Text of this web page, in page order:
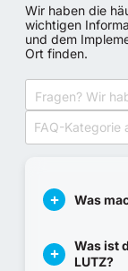
Wir haben die
wichtigen
und dem
Ort finden.
FAQ-Kategorie
Was
Was ist
LUTZ?